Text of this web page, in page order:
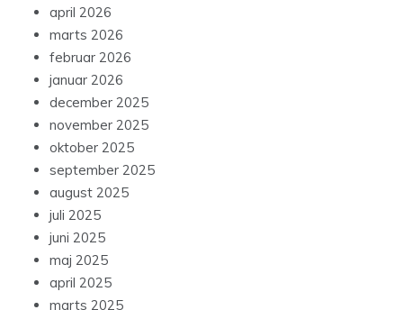
april 2026
marts 2026
februar 2026
januar 2026
december 2025
november 2025
oktober 2025
september 2025
august 2025
juli 2025
juni 2025
maj 2025
april 2025
marts 2025